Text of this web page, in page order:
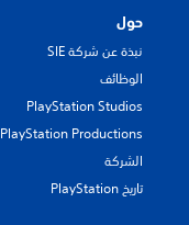
حول
نبذة عن شركة SIE
الوظائف
PlayStation Studios
PlayStation Productions
الشركة
تاريخ PlayStation